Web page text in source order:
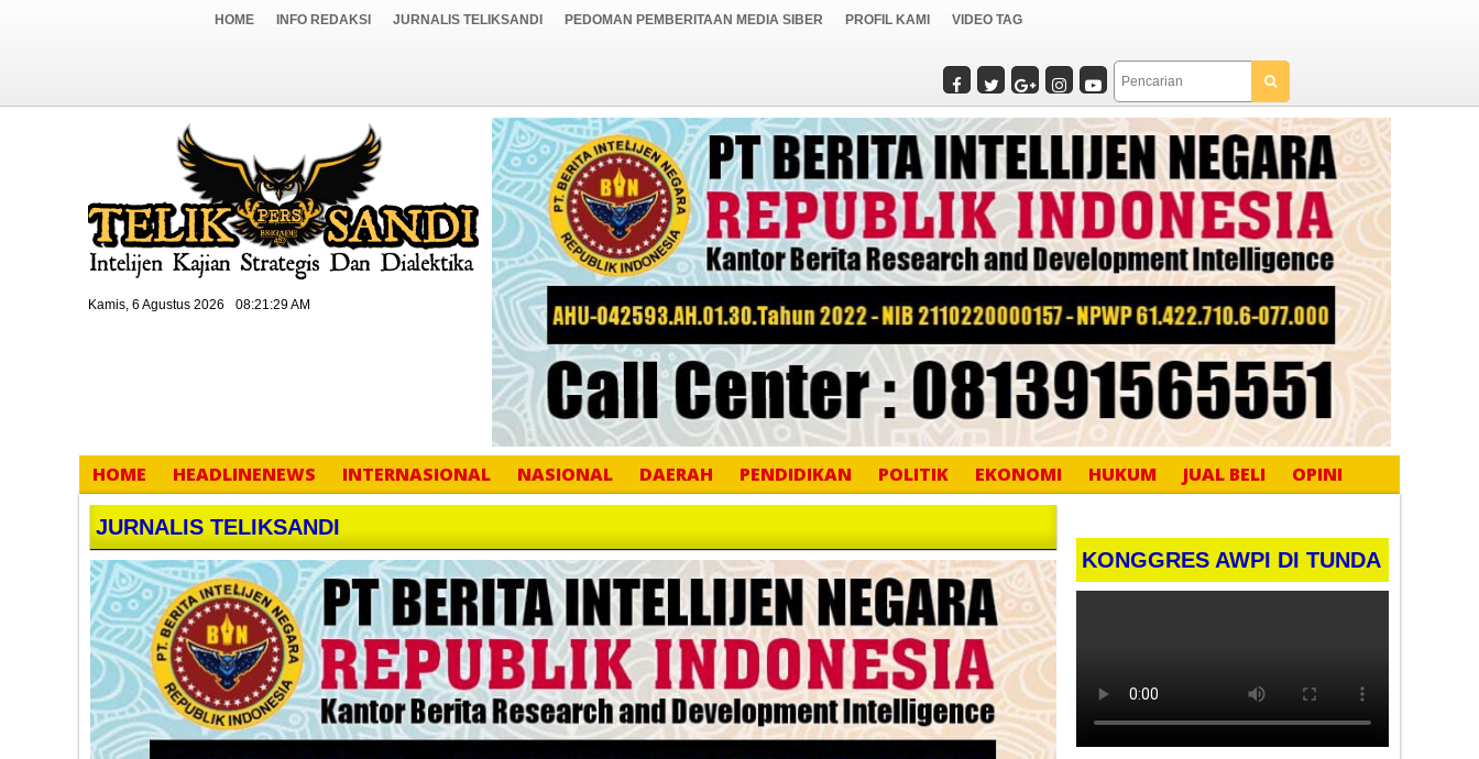
HOME INFO REDAKSI JURNALIS TELIKSANDI PEDOMAN PEMBERITAAN MEDIA SIBER PROFIL KAMI VIDEO TAG
Kamis, 6 Agustus 2026 08:21:31 AM
HOME HEADLINENEWS INTERNASIONAL NASIONAL DAERAH PENDIDIKAN POLITIK EKONOMI HUKUM JUAL BELI OPINI
JURNALIS TELIKSANDI
KONGGRES AWPI DI TUNDA